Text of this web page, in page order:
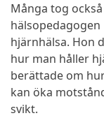
Många tog
hälsopedagogen
hjärnhälsa. Hon
hur man håller
berättade om
kan öka
svikt.